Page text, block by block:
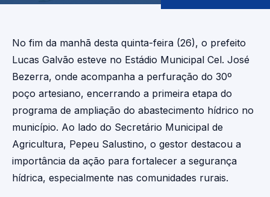
No fim da manhã desta quinta-feira (26), o prefeito
Lucas Galvão esteve no Estádio Municipal Cel. José
Bezerra, onde acompanha a perfuração do 30º
poço artesiano, encerrando a primeira etapa do
programa de ampliação do abastecimento hídrico no
município. Ao lado do Secretário Municipal de
Agricultura, Pepeu Salustino, o gestor destacou a
importância da ação para fortalecer a segurança
hídrica, especialmente nas comunidades rurais.